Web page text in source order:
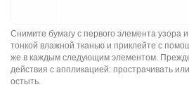
Снимите бумагу с первого элемента узора
тонкой влажной тканью и приклейте с
же в каждым следующим элементом.
действия с аппликацией: прострачивать
остыть.